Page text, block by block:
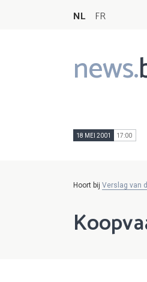
NL FR
news.
Main
navigation
18 MEI 2001 17:00
Hoort bij Verslag van